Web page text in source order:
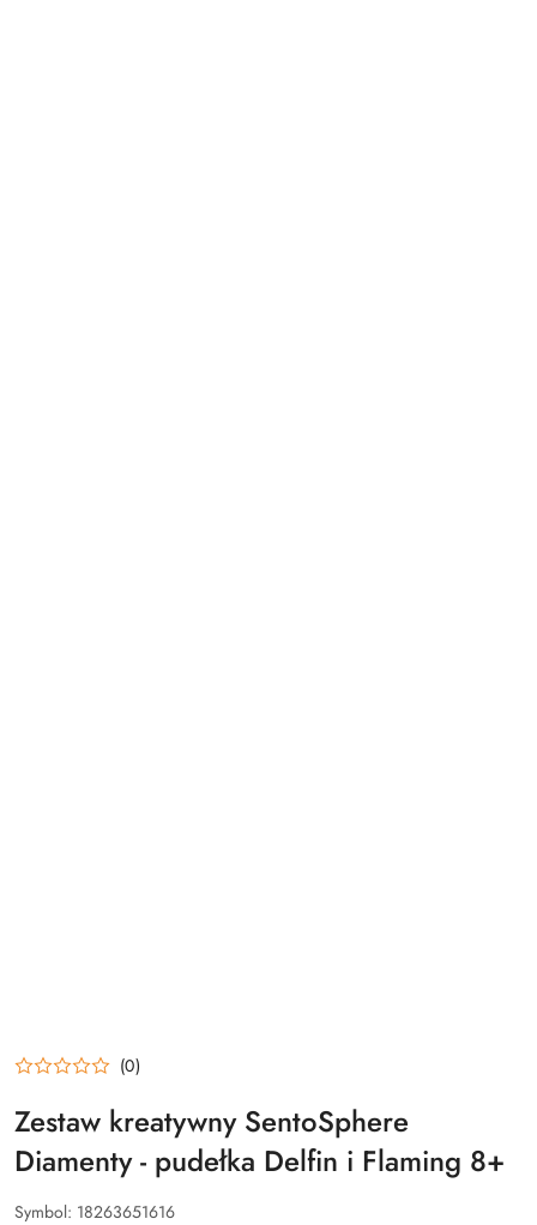
(0)
Zestaw kreatywny SentoSphere
Diamenty - pudełka Delfin i Flaming 8+
Symbol: 18263651616